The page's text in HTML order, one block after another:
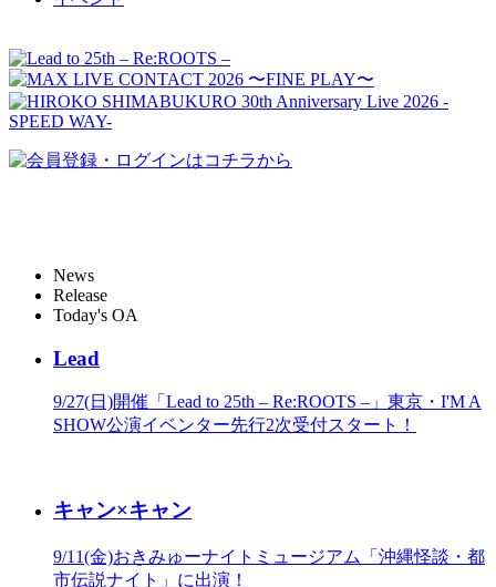
News
Release
Today's OA
Lead
9/27(日)開催「Lead to 25th – Re:ROOTS –」東京・I'M A
SHOW公演イベンター先行2次受付スタート！
キャン×キャン
9/11(金)おきみゅーナイトミュージアム「沖縄怪談・都
市伝説ナイト」に出演！